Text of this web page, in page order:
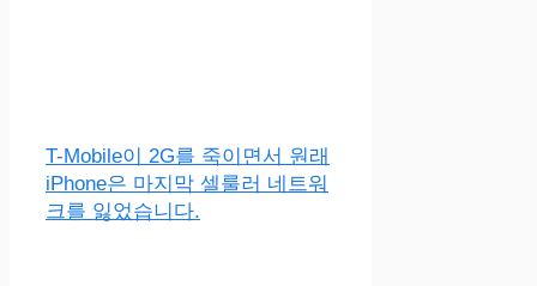
T-Mobile이 2G를 죽이면서 원래
iPhone은 마지막 셀룰러 네트워
크를 잃었습니다.